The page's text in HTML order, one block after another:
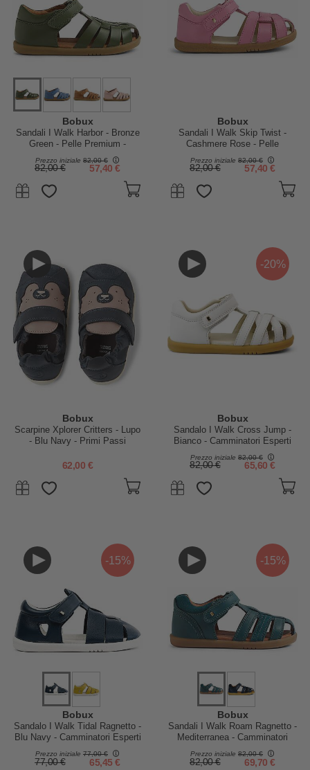
Bobux
Sandali I Walk Harbor - Bronze
Green - Pelle Premium -
Camminatori Esperti
Prezzo iniziale 82,00 €
82,00 € 57,40 €
Bobux
Sandali I Walk Skip Twist -
Cashmere Rose - Pelle
Premium - Camminatori Esperti
Prezzo iniziale 82,00 €
82,00 € 57,40 €
Bobux
Scarpine Xplorer Critters - Lupo
- Blu Navy - Primi Passi
62,00 €
-20%
Bobux
Sandalo I Walk Cross Jump -
Bianco - Camminatori Esperti
Prezzo iniziale 82,00 €
82,00 € 65,60 €
-15%
Bobux
Sandalo I Walk Tidal Ragnetto -
Blu Navy - Camminatori Esperti
Prezzo iniziale 77,00 €
77,00 € 65,45 €
-15%
Bobux
Sandali I Walk Roam Ragnetto -
Mediterranea - Camminatori
Prezzo iniziale 82,00 €
82,00 € 69,70 €